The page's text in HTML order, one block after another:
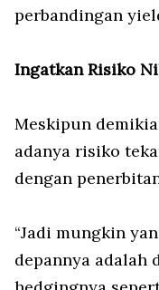
perbandingan
Ingatkan Risiko
Meskipun
adanya risiko
dengan
“Jadi mungkin
depannya adalah